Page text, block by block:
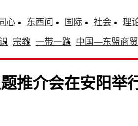
同心 东西问 国际 社会 理
宗教 一带一路 中国—东盟商
推介会在安阳举